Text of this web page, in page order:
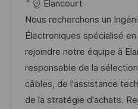
c
a
l
i
s
a
t
é
f
é
r
e
n
c
Elancourt
Nous recherchons un
Électroniques spécialisé
rejoindre notre équipe à
responsable de la
câbles, de l'assistance
de la stratégie d'achats.